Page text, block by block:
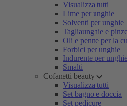
Visualizza tutti
Lime per unghie
Solventi per unghie
Tagliaunghie e pinze
Oli e penne per la
Forbici per unghie
Indurente per unghie
Smalti
Cofanetti beauty
Visualizza tutti
Set bagno e doccia
Set pedicure